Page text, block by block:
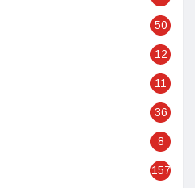
50
12
11
36
8
157